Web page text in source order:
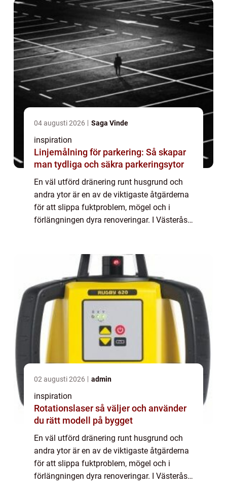
04 augusti 2026 Saga Vinde
inspiration
Linjemålning för parkering: Så skapar
man tydliga och säkra parkeringsytor
En väl utförd dränering runt husgrund och
andra ytor är en av de viktigaste åtgärderna
för att slippa fuktproblem, mögel och i
förlängningen dyra renoveringar. I Västerås,
02 augusti 2026 admin
inspiration
Rotationslaser så väljer och använder
du rätt modell på bygget
En väl utförd dränering runt husgrund och
andra ytor är en av de viktigaste åtgärderna
för att slippa fuktproblem, mögel och i
förlängningen dyra renoveringar. I Västerås,